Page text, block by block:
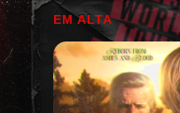
EM ALTA